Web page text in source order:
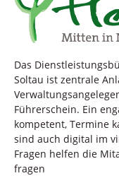
Das
Soltau ist zentrale
Führerschein. Ein
kompetent, Termine
sind auch digital im
Fragen helfen die
fragen